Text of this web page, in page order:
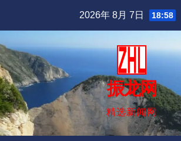
内
容
2026年 8月 7日 18:58
振龙网
精选新闻网